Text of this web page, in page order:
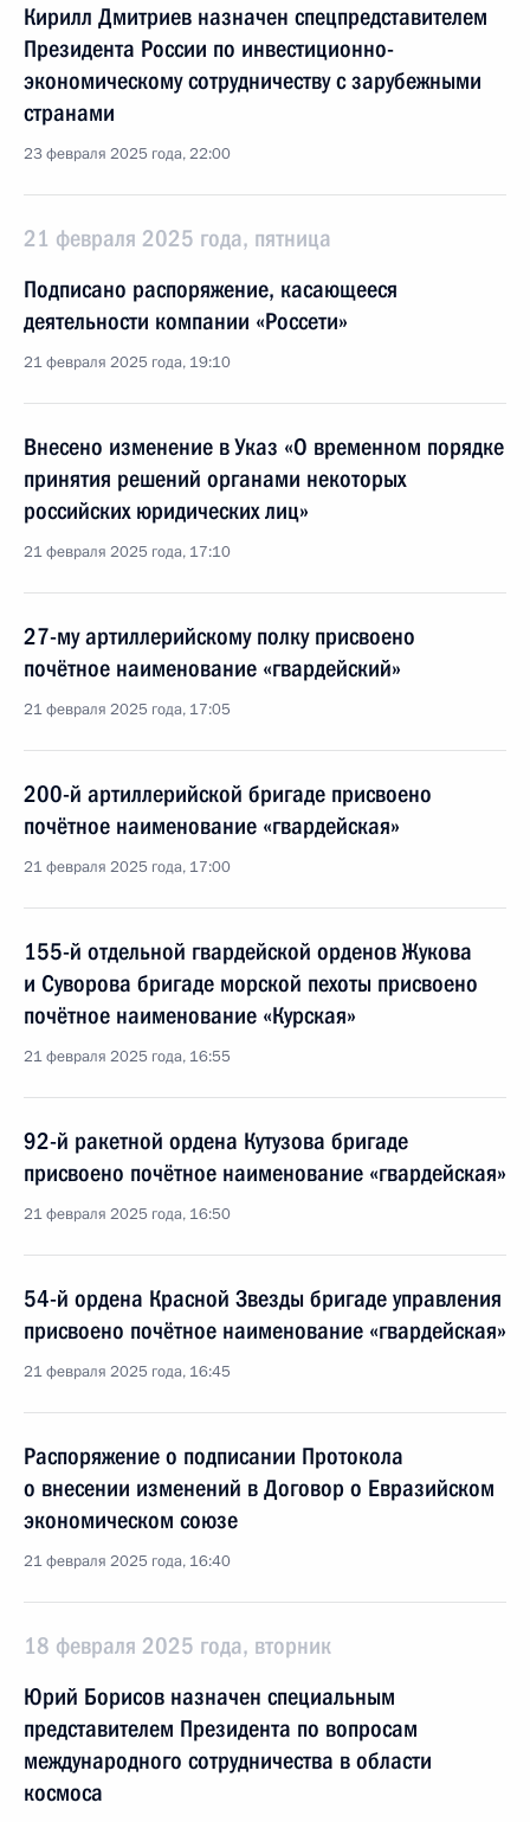
Кирилл Дмитриев назначен спецпредставителем
Президента России по инвестиционно-
экономическому сотрудничеству с зарубежными
странами
23 февраля 2025 года, 22:00
21 февраля 2025 года, пятница
Подписано распоряжение, касающееся
деятельности компании «Россети»
21 февраля 2025 года, 19:10
Внесено изменение в Указ «О временном порядке
принятия решений органами некоторых
российских юридических лиц»
21 февраля 2025 года, 17:10
27-му артиллерийскому полку присвоено
почётное наименование «гвардейский»
21 февраля 2025 года, 17:05
200-й артиллерийской бригаде присвоено
почётное наименование «гвардейская»
21 февраля 2025 года, 17:00
155-й отдельной гвардейской орденов Жукова
и Суворова бригаде морской пехоты присвоено
почётное наименование «Курская»
21 февраля 2025 года, 16:55
92-й ракетной ордена Кутузова бригаде
присвоено почётное наименование «гвардейская»
21 февраля 2025 года, 16:50
54-й ордена Красной Звезды бригаде управления
присвоено почётное наименование «гвардейская»
21 февраля 2025 года, 16:45
Распоряжение о подписании Протокола
о внесении изменений в Договор о Евразийском
экономическом союзе
21 февраля 2025 года, 16:40
18 февраля 2025 года, вторник
Юрий Борисов назначен специальным
представителем Президента по вопросам
международного сотрудничества в области
космоса